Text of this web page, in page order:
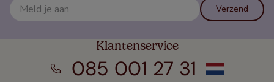
Verzend
Klantenservice
085 001 27 31